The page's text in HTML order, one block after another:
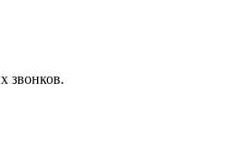
звонков.